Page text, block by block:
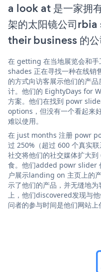
a look at 是一家拥
架的太阳镜公司
their business 的公
在 getting 在当地展览会和
shades 正在寻找一种在线销
的方式向访客展示他们的产
计。他们的 EightyDays for
方案。他们在找到 powr
options，但没有一个看起来
难以使用。
在 just months 注册 powr
过 250%（超过 600 个真实
社交将他们的社交媒体扩大
食。他们added powr slider
户展示landing on 主页上的
示了他们的产品，并无缝地
上，他们discovered发现与
问者的参与时间是他们网站上